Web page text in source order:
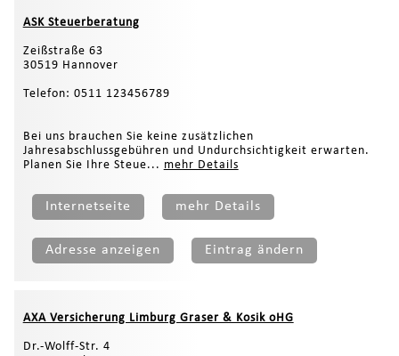
ASK Steuerberatung
Zeißstraße 63
30519 Hannover
Telefon: 0511 123456789
Bei uns brauchen Sie keine zusätzlichen
Jahresabschlussgebühren und Undurchsichtigkeit erwarten.
Planen Sie Ihre Steue... mehr Details
Internetseite mehr Details
Adresse anzeigen Eintrag ändern
AXA Versicherung Limburg Graser & Kosik oHG
Dr.-Wolff-Str. 4